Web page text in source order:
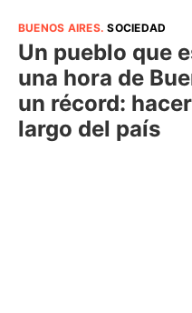
BUENOS AIRES.SOCIEDAD
Un pueblo que
una hora de
un récord:
largo del país